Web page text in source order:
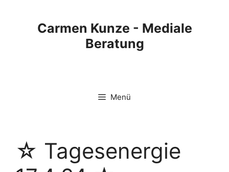
Carmen Kunze - Mediale
Beratung
Menü
☆ Tagesenergie